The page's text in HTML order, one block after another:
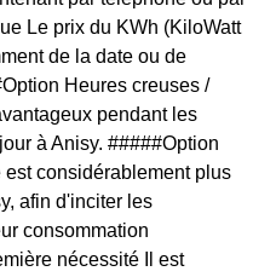
Le prix du KWh (KiloWatt
de la date ou de
Heures creuses /
pendant les
à Anisy. #####Option
considérablement plus
afin d'inciter les
consommation
nécessité Il est